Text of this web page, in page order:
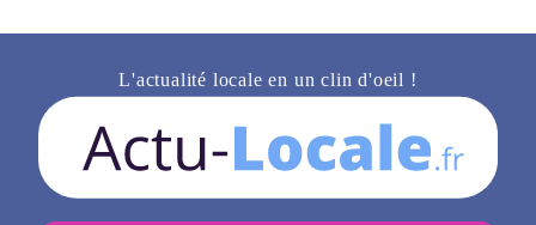
L'actualité locale en un clin d'oeil !